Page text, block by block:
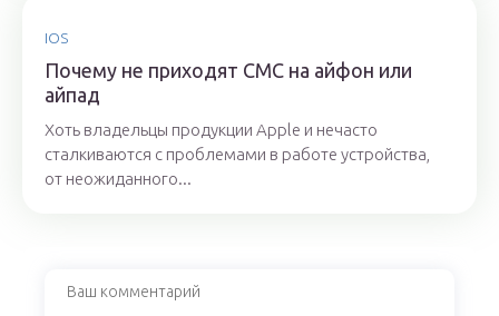
IOS
Почему не приходят СМС на айфон или
айпад
Хоть владельцы продукции Apple и нечасто
сталкиваются с проблемами в работе устройства,
от неожиданного...